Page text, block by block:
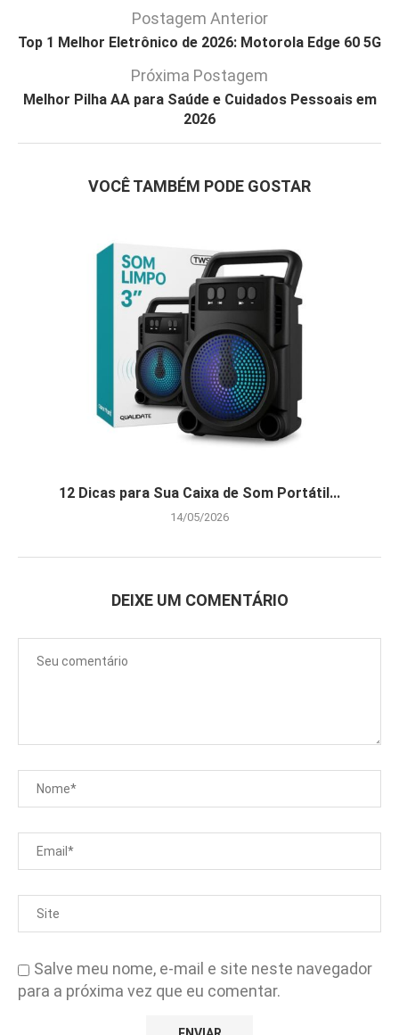
Postagem Anterior
Top 1 Melhor Eletrônico de 2026: Motorola Edge 60 5G
Próxima Postagem
Melhor Pilha AA para Saúde e Cuidados Pessoais em
2026
VOCÊ TAMBÉM PODE GOSTAR
12 Dicas para Sua Caixa de Som Portátil...
14/05/2026
DEIXE UM COMENTÁRIO
Salve meu nome, e-mail e site neste navegador
para a próxima vez que eu comentar.